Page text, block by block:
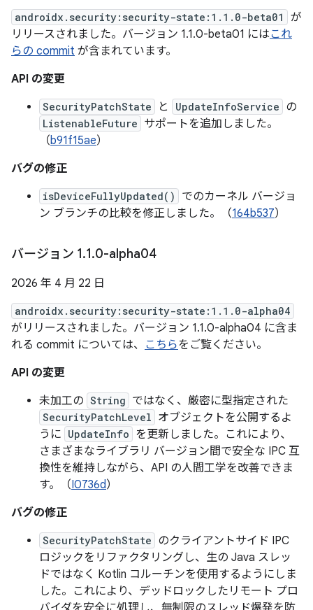
androidx.security:security-state:1.1.0-beta01
が
リリースされました。バージョン 1.1.0-beta01 にはこれ
らの commit が含まれています。
API の変更
SecurityPatchState と UpdateInfoService の
ListenableFuture サポートを追加しました。
（b91f15ae）
バグの修正
isDeviceFullyUpdated()
でのカーネル バージョ
ン ブランチの比較を修正しました。（164b537）
バージョン 1.1.0-alpha04
2026 年 4 月 22 日
androidx.security:security-state:1.1.0-alpha04
がリリースされました。バージョン 1.1.0-alpha04 に含ま
れる commit については、 こちらをご覧ください。
API の変更
未加工の String ではなく、厳密に型指定された
SecurityPatchLevel オブジェクトを公開するよ
うに UpdateInfo を更新しました。これにより、
さまざまなライブラリ バージョン間で安全な IPC 互
換性を維持しながら、API の人間工学を改善できま
す。（I0736d）
バグの修正
SecurityPatchState のクライアントサイド IPC
ロジックをリファクタリングし、生の Java スレッ
ドではなく Kotlin コルーチンを使用するようにしま
した。これにより、デッドロックしたリモート プロ